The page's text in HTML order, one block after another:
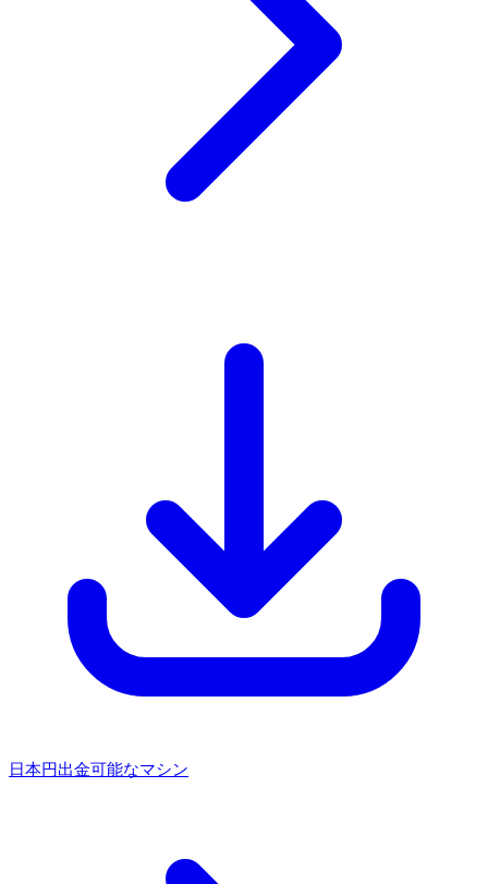
日本円出金可能なマシン